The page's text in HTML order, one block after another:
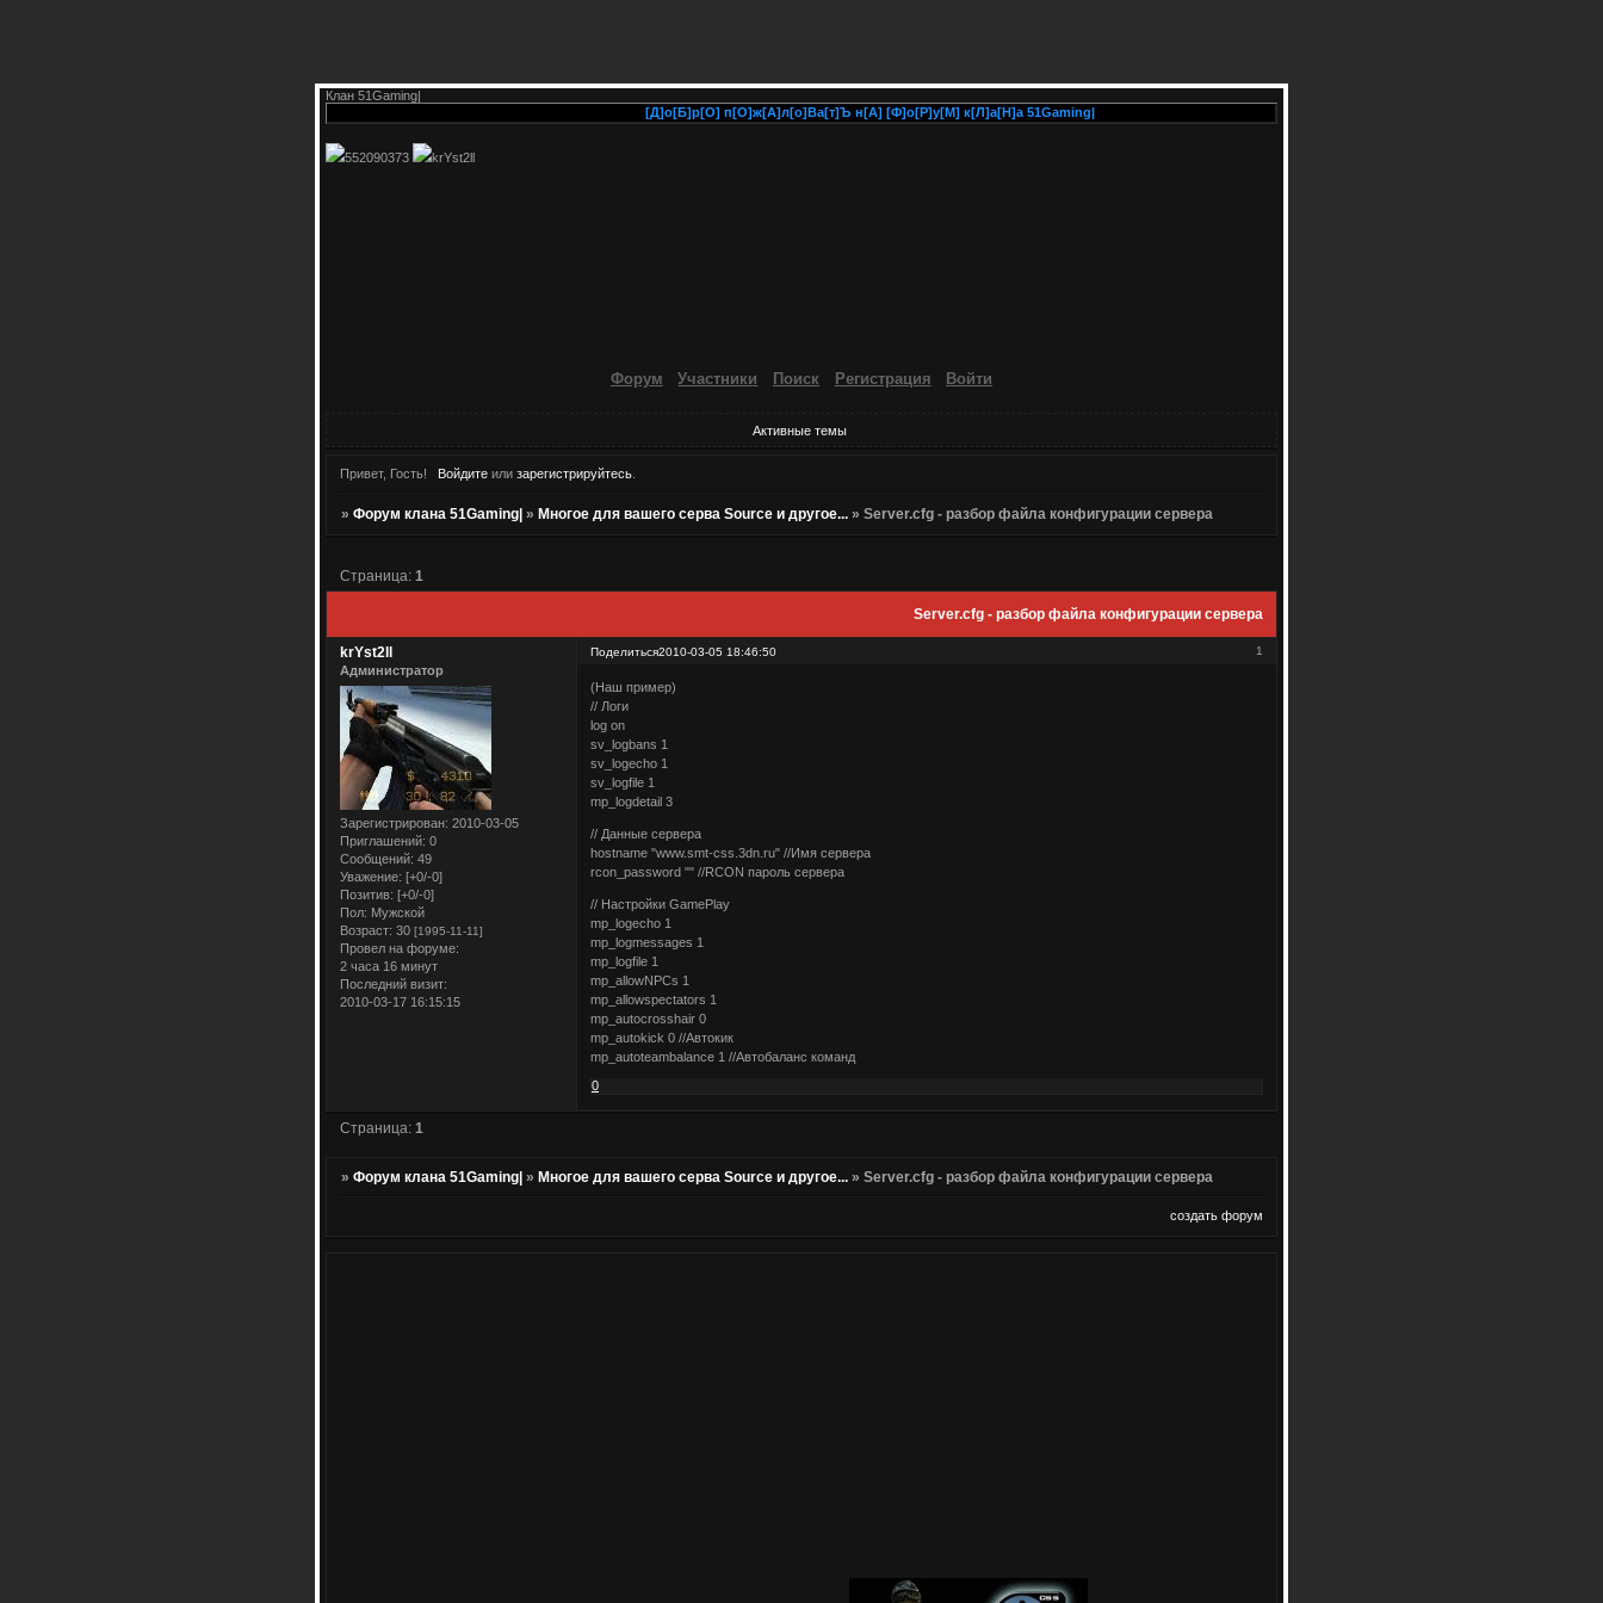
Клан 51Gaming|
[Д]о[Б]р[О] п[О]ж[А]л[о]Ва[т]Ъ н[А] [Ф]о[Р]у[М] к[Л]а[Н]а 51Gaming|
552090373 krYst2ll
Форум Участники Поиск Регистрация Войти
Активные темы
Привет, Гость! Войдитеили зарегистрируйтесь.
»Форум клана 51Gaming| » Многое для вашего серва Source и другое... »Server.cfg - разбор файла конфигурации сервера
Server.cfg - разбор файла конфигурации сервера
Страница:1
Поделиться 1
2010-03-05 18:46:50
krYst2ll
Администратор
Зарегистрирован: 2010-03-05
Приглашений: 0
Сообщений: 49
Уважение: [+0/-0]
Позитив: [+0/-0]
Пол: Мужской
Возраст: 30 [1995-11-11]
Провел на форуме:
2 часа 16 минут
Последний визит:
2010-03-17 16:15:15
(Наш пример)
// Логи
log on
sv_logbans 1
sv_logecho 1
sv_logfile 1
mp_logdetail 3
// Данные сервера
hostname "www.smt-css.3dn.ru" //Имя сервера
rcon_password "" //RCON пароль сервера
// Настройки GamePlay
mp_logecho 1
mp_logmessages 1
mp_logfile 1
mp_allowNPCs 1
mp_allowspectators 1
mp_autocrosshair 0
mp_autokick 0 //Автокик
mp_autoteambalance 1 //Автобаланс команд
0
Страница: 1
»Форум клана 51Gaming| » Многое для вашего серва Source и другое... »Server.cfg - разбор файла конфигурации сервера
создать форум